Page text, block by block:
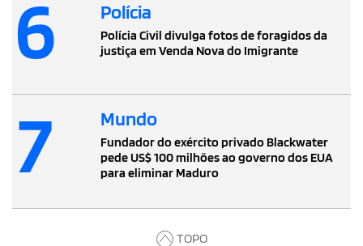
6 Polícia
Polícia Civil divulga fotos de foragidos da
justiça em Venda Nova do Imigrante
7 Mundo
Fundador do exército privado Blackwater
pede US$ 100 milhões ao governo dos EUA
para eliminar Maduro
TOPO